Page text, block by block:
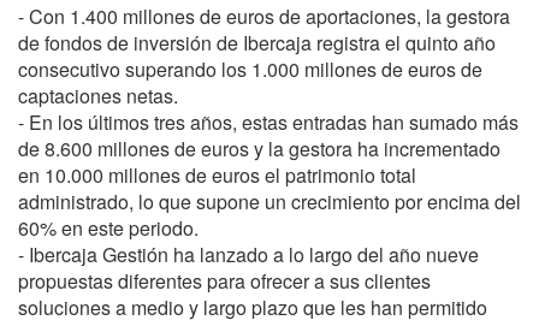
- Con 1.400 millones de euros de aportaciones, la gestora
de fondos de inversión de Ibercaja registra el quinto año
consecutivo superando los 1.000 millones de euros de
captaciones netas.
- En los últimos tres años, estas entradas han sumado más
de 8.600 millones de euros y la gestora ha incrementado
en 10.000 millones de euros el patrimonio total
administrado, lo que supone un crecimiento por encima del
60% en este periodo.
- Ibercaja Gestión ha lanzado a lo largo del año nueve
propuestas diferentes para ofrecer a sus clientes
soluciones a medio y largo plazo que les han permitido